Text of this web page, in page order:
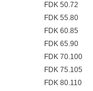
FDK 50.72
FDK 55.80
FDK 60.85
FDK 65.90
FDK 70.100
FDK 75.105
FDK 80.110